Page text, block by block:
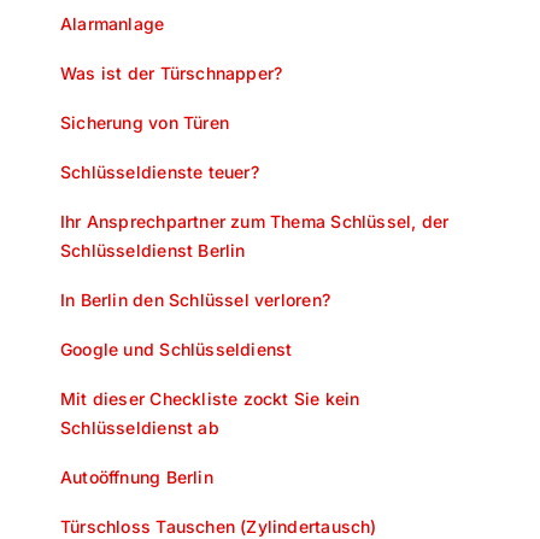
Alarmanlage
Was ist der Türschnapper?
Sicherung von Türen
Schlüsseldienste teuer?
Ihr Ansprechpartner zum Thema Schlüssel, der
Schlüsseldienst Berlin
In Berlin den Schlüssel verloren?
Google und Schlüsseldienst
Mit dieser Checkliste zockt Sie kein
Schlüsseldienst ab
Autoöffnung Berlin
Türschloss Tauschen (Zylindertausch)